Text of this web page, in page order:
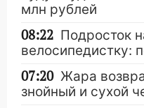
млн рублей
08:22 Подросток
велосипедистку:
07:20 Жара
знойный и сухой